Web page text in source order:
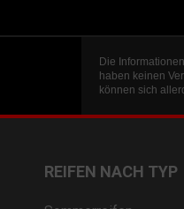
Die
haben keinen
können sich
REIFEN NACH TYP